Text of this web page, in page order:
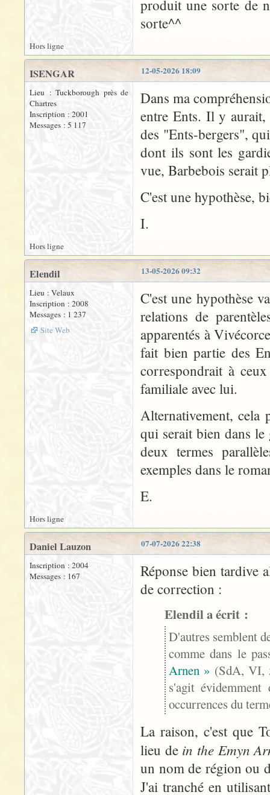
produit une sorte de
sorte^^
Hors ligne
12-05-2026 18:09
ISENGAR
Lieu : Tuckborough près de
Chartres
Inscription : 2001
Messages : 5 117
Dans ma
entre Ents. Il y aurait,
des "Ents-bergers",
dont ils sont les
vue, Barbebois serait
C'est une hypothèse,
I.
Hors ligne
13-05-2026 09:32
Elendil
Lieu : Velaux
Inscription : 2008
Messages : 1 237
Site Web
C'est une hypothèse
relations de
apparentés à
fait bien partie des
correspondrait à
familiale avec lui.
Alternativement, cela
qui serait bien dans le
deux termes
exemples dans le
E.
Hors ligne
07-07-2026 22:38
Daniel Lauzon
Inscription : 2004
Messages : 167
Réponse bien tardive
de correction :
Elendil a écrit :
D'autres semblent
comme dans le
Arnen » (SdA,
s'agit
occurrences du
La raison, c'est que
lieu de in the Emyn
un nom de région ou
J'ai tranché en